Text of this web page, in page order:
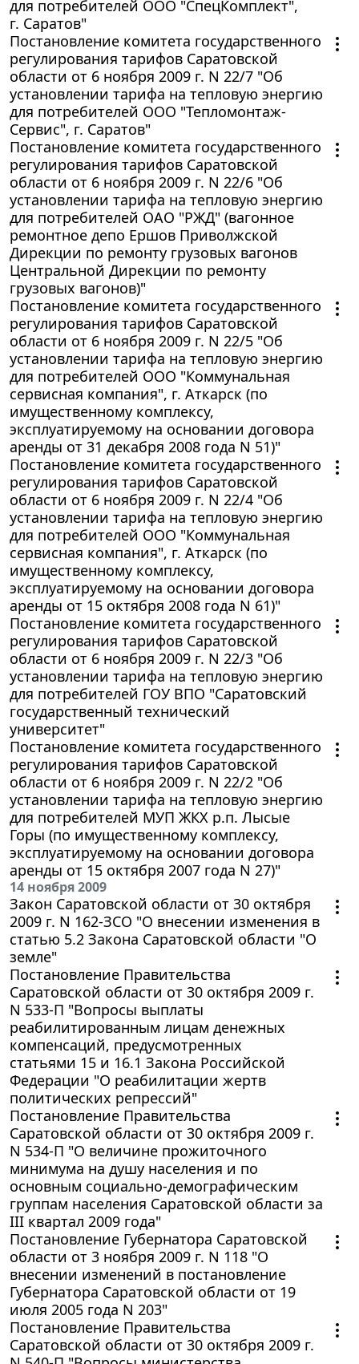
для потребителей ООО "СпецКомплект",
г. Саратов"
Постановление комитета государственного
регулирования тарифов Саратовской
области от 6 ноября 2009 г. N 22/7 "Об
установлении тарифа на тепловую энергию
для потребителей ООО "Тепломонтаж-
Сервис", г. Саратов"
Постановление комитета государственного
регулирования тарифов Саратовской
области от 6 ноября 2009 г. N 22/6 "Об
установлении тарифа на тепловую энергию
для потребителей ОАО "РЖД" (вагонное
ремонтное депо Ершов Приволжской
Дирекции по ремонту грузовых вагонов
Центральной Дирекции по ремонту
грузовых вагонов)"
Постановление комитета государственного
регулирования тарифов Саратовской
области от 6 ноября 2009 г. N 22/5 "Об
установлении тарифа на тепловую энергию
для потребителей ООО "Коммунальная
сервисная компания", г. Аткарск (по
имущественному комплексу,
эксплуатируемому на основании договора
аренды от 31 декабря 2008 года N 51)"
Постановление комитета государственного
регулирования тарифов Саратовской
области от 6 ноября 2009 г. N 22/4 "Об
установлении тарифа на тепловую энергию
для потребителей ООО "Коммунальная
сервисная компания", г. Аткарск (по
имущественному комплексу,
эксплуатируемому на основании договора
аренды от 15 октября 2008 года N 61)"
Постановление комитета государственного
регулирования тарифов Саратовской
области от 6 ноября 2009 г. N 22/3 "Об
установлении тарифа на тепловую энергию
для потребителей ГОУ ВПО "Саратовский
государственный технический
университет"
Постановление комитета государственного
регулирования тарифов Саратовской
области от 6 ноября 2009 г. N 22/2 "Об
установлении тарифа на тепловую энергию
для потребителей МУП ЖКХ р.п. Лысые
Горы (по имущественному комплексу,
эксплуатируемому на основании договора
аренды от 15 октября 2007 года N 27)"
14 ноября 2009
Закон Саратовской области от 30 октября
2009 г. N 162-ЗСО "О внесении изменения в
статью 5.2 Закона Саратовской области "О
земле"
Постановление Правительства
Саратовской области от 30 октября 2009 г.
N 533-П "Вопросы выплаты
реабилитированным лицам денежных
компенсаций, предусмотренных
статьями 15 и 16.1 Закона Российской
Федерации "О реабилитации жертв
политических репрессий"
Постановление Правительства
Саратовской области от 30 октября 2009 г.
N 534-П "О величине прожиточного
минимума на душу населения и по
основным социально-демографическим
группам населения Саратовской области за
III квартал 2009 года"
Постановление Губернатора Саратовской
области от 3 ноября 2009 г. N 118 "О
внесении изменений в постановление
Губернатора Саратовской области от 19
июля 2005 года N 203"
Постановление Правительства
Саратовской области от 30 октября 2009 г.